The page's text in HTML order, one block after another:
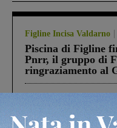
Figline Incisa Valdarno
Piscina di Figline
Pnrr, il gruppo di
ringraziamento al
Scomparso da
Fiorentino l’uomo